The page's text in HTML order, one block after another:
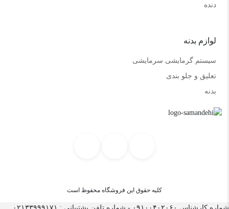
دنده
لوازم بدنه
سیستم گرمایشی سرمایشی
تعلیق و جلو بندی
بدنه
کلیه حقوق این فروشگاه محفوظ است